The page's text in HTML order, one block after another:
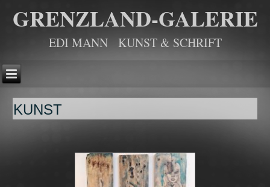
GRENZLAND-GALERIE
EDI MANN KUNST & SCHRIFT
KUNST